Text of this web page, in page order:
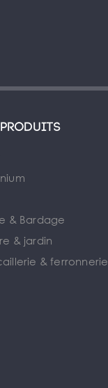
produits
& Bardage
& jardin
& ferronnerie